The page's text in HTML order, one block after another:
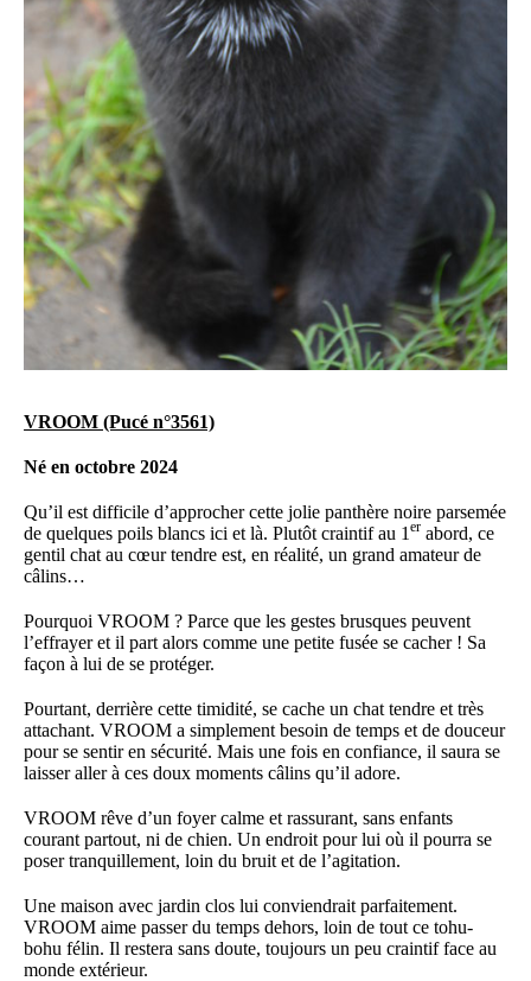
VROOM (Pucé n°3561)
Né en octobre 2024
Qu’il est difficile d’approcher cette jolie panthère noire parsemée
de quelques poils blancs ici et là. Plutôt craintif au 1er abord, ce
gentil chat au cœur tendre est, en réalité, un grand amateur de
câlins…
Pourquoi VROOM ? Parce que les gestes brusques peuvent
l’effrayer et il part alors comme une petite fusée se cacher ! Sa
façon à lui de se protéger.
Pourtant, derrière cette timidité, se cache un chat tendre et très
attachant. VROOM a simplement besoin de temps et de douceur
pour se sentir en sécurité. Mais une fois en confiance, il saura se
laisser aller à ces doux moments câlins qu’il adore.
VROOM rêve d’un foyer calme et rassurant, sans enfants
courant partout, ni de chien. Un endroit pour lui où il pourra se
poser tranquillement, loin du bruit et de l’agitation.
Une maison avec jardin clos lui conviendrait parfaitement.
VROOM aime passer du temps dehors, loin de tout ce tohu-
bohu félin. Il restera sans doute, toujours un peu craintif face au
monde extérieur.